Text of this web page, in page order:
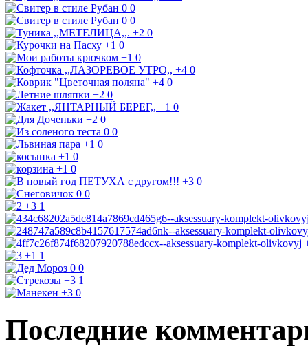
0 0
0 0
+2 0
+1 0
+1 0
+4 0
+4 0
+2 0
+1 0
+2 0
0 0
+1 0
+1 0
+1 0
+3 0
0 0
+3 1
+1 1
0 0
+3 1
+3 0
Последние